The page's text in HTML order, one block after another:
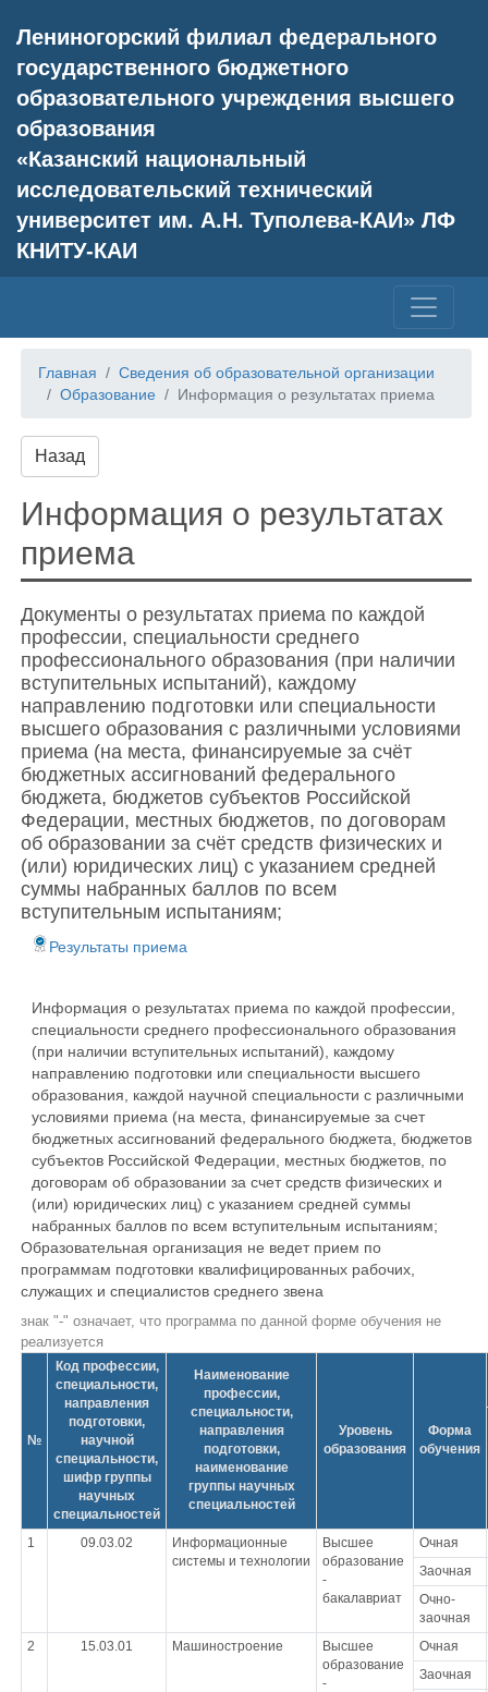
Лениногорский филиал федерального
государственного бюджетного
образовательного учреждения высшего
образования
«Казанский национальный
исследовательский технический
университет им. А.Н. Туполева-КАИ» ЛФ
КНИТУ-КАИ
Главная
Сведения об образовательной организации
Образование
Информация о результатах приема
Назад
Информация о результатах
приема
Документы о рeзультатах приема по каждой
профессии, специальности среднего
профессионального образования (при наличии
вступительных испытаний), каждому
направлению подготовки или специальности
высшего образования с различными условиями
приема (на места, финансируемые за счёт
бюджетных ассигнований федерального
бюджета, бюджетов субъектов Российской
Федерации, местных бюджетов, по договорам
об образовании за счёт средств физических и
(или) юридических лиц) с указанием средней
суммы набранных баллов по всем
вступительным испытаниям;
Результаты приема
Информация о результатах приема по каждой профессии,
специальности среднего профессионального образования
(при наличии вступительных испытаний), каждому
направлению подготовки или специальности высшего
образования, каждой научной специальности с различными
условиями приема (на места, финансируемые за счет
бюджетных ассигнований федерального бюджета, бюджетов
субъектов Российской Федерации, местных бюджетов, по
договорам об образовании за счет средств физических и
(или) юридических лиц) с указанием средней суммы
набранных баллов по всем вступительным испытаниям;
Образовательная организация не ведет прием по
программам подготовки квалифицированных рабочих,
служащих и специалистов среднего звена
знак "-" означает, что программа по данной форме обучения не
реализуется
№
Код профессии,
специальности,
направления
подготовки,
научной
специальности,
шифр группы
научных
специальностей
Наименование
профессии,
специальности,
направления
подготовки,
наименование
группы научных
специальностей
Уровень
образования
Форма
обучения
1 09.03.02
Информационные
системы и технологии
Высшее
образование
-
бакалавриат
Очная
Заочная
Очно-
заочная
2
15.03.01 Машиностроение
Высшее
образование
-
Очная
Заочная